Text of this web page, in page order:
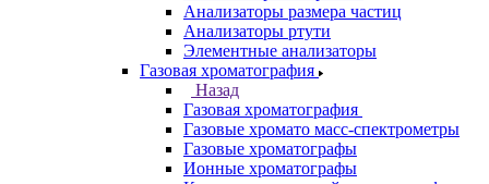
Расходные материалы
Рентгенофлуоресцентные
спектрометры
Спектрометры атомно-абсорбционные
Спектрофлуориметры
ЭПР спектрометры
ЯМР-спектрометры
Анализаторы
Назад